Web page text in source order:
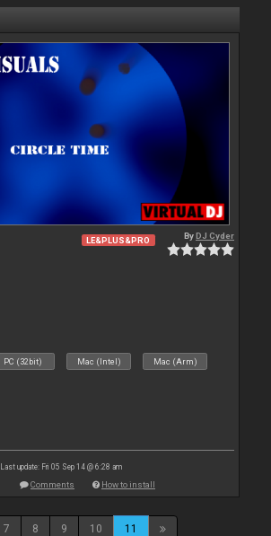
LE&PLUS&PRO ByDJ Cyder
PC (32bit) Mac (Intel) Mac (Arm)
Last update: Fri 05 Sep 14 @ 6:28 am
Comments How to install
7 8 9 10 11